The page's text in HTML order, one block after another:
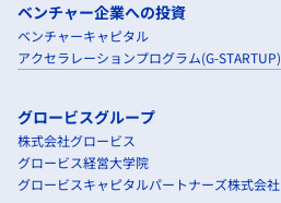
ベンチャー企業への投資
ベンチャーキャピタル
アクセラレーションプログラム(G-STARTUP)
グロービスグループ
株式会社グロービス
グロービス経営大学院
グロービスキャピタルパートナーズ株式会社